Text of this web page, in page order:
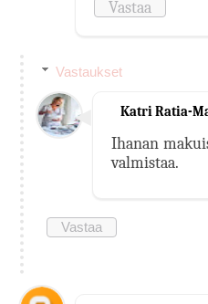
Vastaa
Vastaukset
Katri Ratia-
Ihanan
valmistaa.
Vastaa